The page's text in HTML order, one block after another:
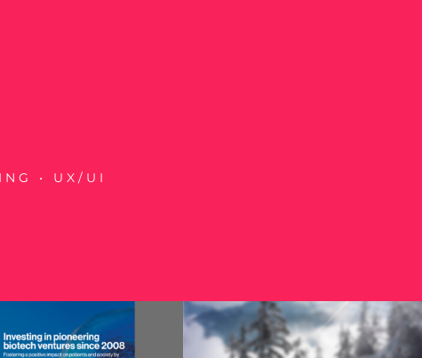
• UX/UI